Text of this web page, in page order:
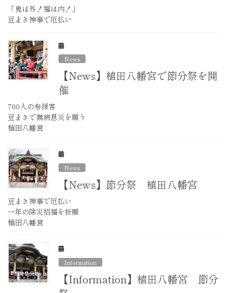
「鬼は外！福は内！」
豆まき神事で厄払い
News
【News】植田八幡宮で節分祭を開
催
700人の参拝客
豆まきで無病息災を願う
植田八幡宮
News
【News】節分祭 植田八幡宮
豆まき神事で厄払い
一年の除災招福を祈願
植田八幡宮
Information
【Information】植田八幡宮 節分